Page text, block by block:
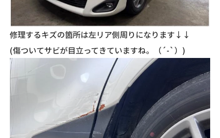
修理するキズの箇所は左リア側周りになります↓↓
(傷ついてサビが目立ってきていますね。（´-`）)